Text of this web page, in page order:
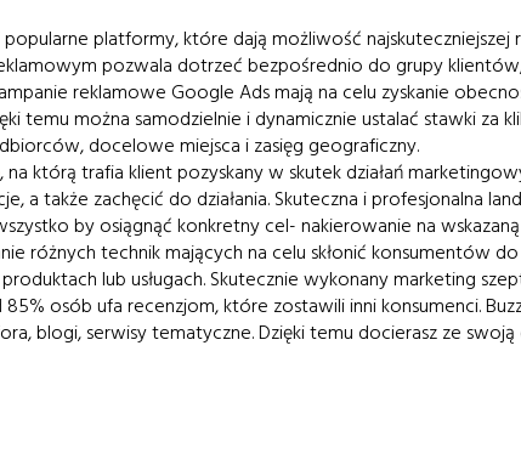
platformy, które dają możliwość
pozwala dotrzeć bezpośrednio do grupy klientów,
reklamowe Google Ads mają na celu zyskanie
temu można samodzielnie i dynamicznie ustalać stawki za
docelowe miejsca i zasięg geograficzny.
, na którą trafia klient pozyskany w skutek działań
a także zachęcić do działania. Skuteczna i profesjonalna
by osiągnąć konkretny cel- nakierowanie na
różnych technik mających na celu skłonić konsumentów
lub usługach. Skutecznie wykonany marketing
osób ufa recenzjom, które zostawili inni konsumenci.
blogi, serwisy tematyczne. Dzięki temu docierasz ze